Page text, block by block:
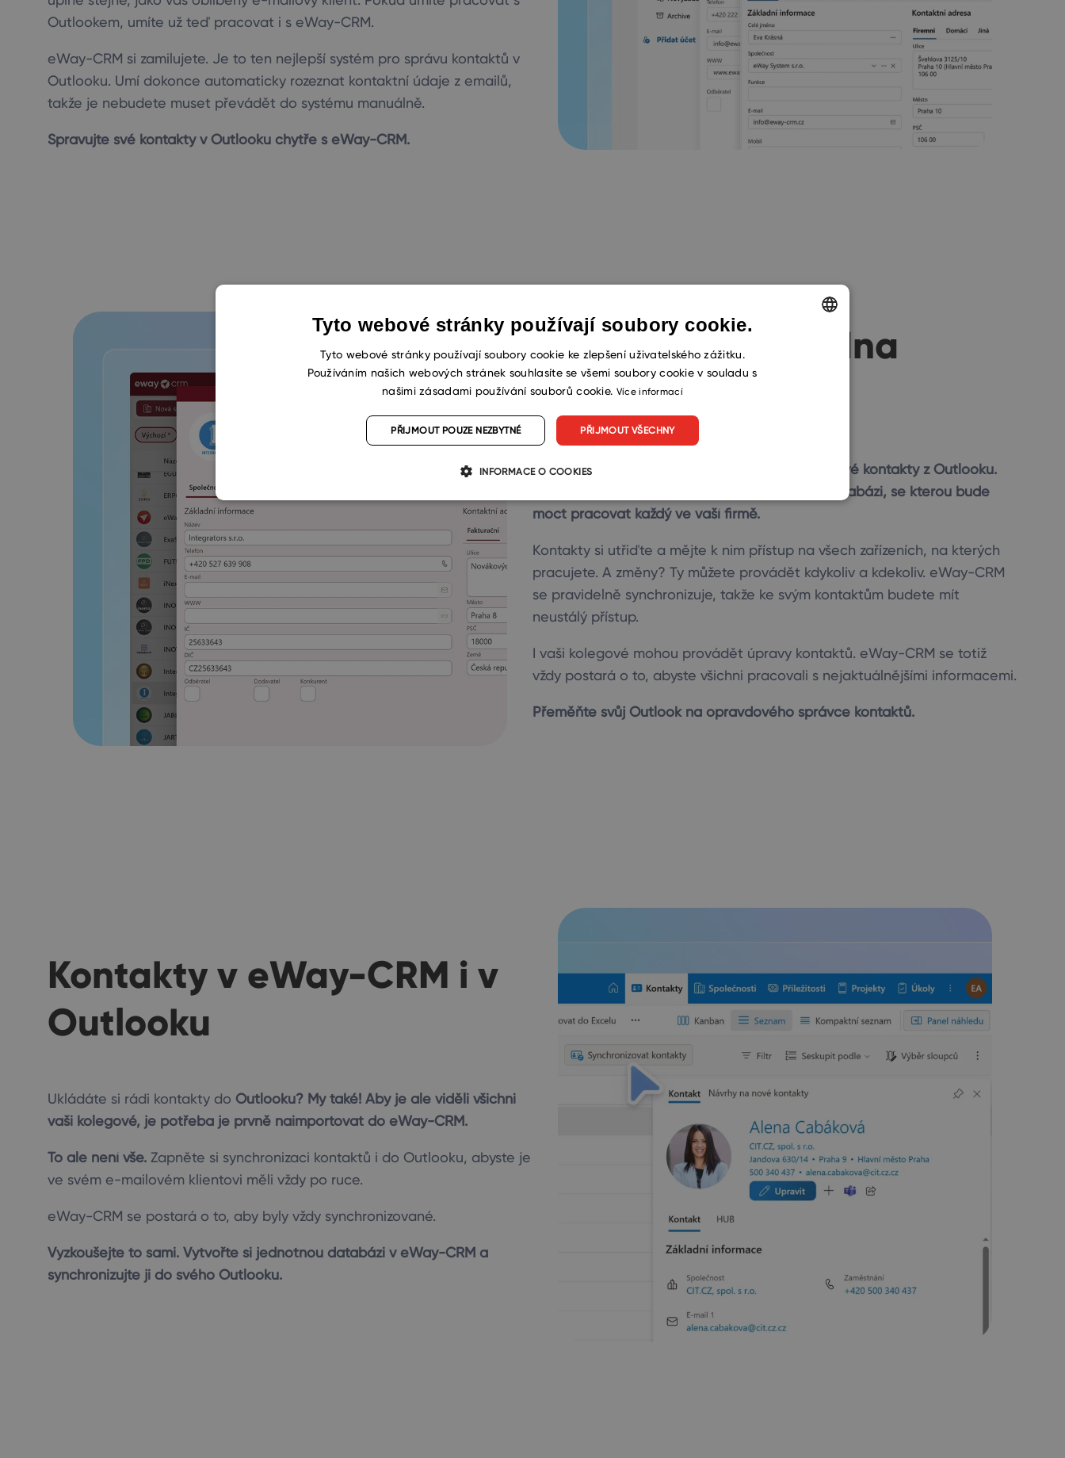
Outlookem, umíte už teď pracovat i s eWay-CRM.
eWay-CRM si zamilujete. Je to ten nejlepší systém pro správu kontaktů v
Outlooku. Umí dokonce automaticky rozeznat kontaktní údaje z emailů,
takže je nebudete muset převádět do systému manuálně.
Spravujte své kontakty v Outlooku chytře s eWay-CRM.
Jeden systém, jedna
databáze
Aktivujte si eWay-CRM
a naimportujte si do ní své kontakty z Outlooku.
Vytvoříte si tak jednotnou synchronizovanou databázi, se kterou bude
moct pracovat každý ve vaší firmě.
Kontakty si utřiďte a mějte k nim přístup na všech zařízeních, na kterých
pracujete. A změny? Ty můžete provádět kdykoliv a kdekoliv. eWay-CRM
se pravidelně synchronizuje, takže ke svým kontaktům budete mít
neustálý přístup.
I vaši kolegové mohou provádět úpravy kontaktů. eWay-CRM se totiž
vždy postará o to, abyste všichni pracovali s nejaktuálnějšími informacemi.
Přeměňte svůj Outlook na opravdového správce kontaktů.
Kontakty v eWay-CRM i v
Outlooku
Ukládáte si rádi kontakty do Outlooku? My také! Aby je ale viděli všichni
vaši kolegové, je potřeba je prvně naimportovat do eWay-CRM.
To ale není vše. Zapněte si synchronizaci kontaktů i do Outlooku, abyste je
ve svém e-mailovém klientovi měli vždy po ruce.
eWay-CRM se postará o to, aby byly vždy synchronizované.
Vyzkoušejte to sami. Vytvořte si jednotnou databázi v eWay-CRM a
synchronizujte ji do svého Outlooku.
Tyto webové stránky používají soubory cookie.
Tyto webové stránky používají soubory cookie ke zlepšení uživatelského zážitku.
Používáním našich webových stránek souhlasíte se všemi soubory cookie v souladu s
našimi zásadami používání souborů cookie. Více informací
PŘIJMOUT VŠECHNY
PŘIJMOUT POUZE NEZBYTNÉ
INFORMACE O COOKIES